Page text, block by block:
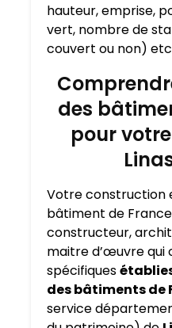
hauteur, emprise,
vert, nombre de
couvert ou non)
des
pour
Votre construction
bâtiment de
constructeur,
maitre d’œuvre qui
spécifiques
des bâtiments de
service